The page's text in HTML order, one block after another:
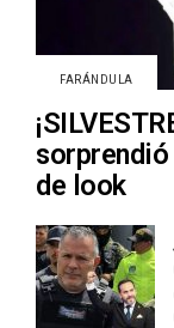
FARÁNDULA
de look